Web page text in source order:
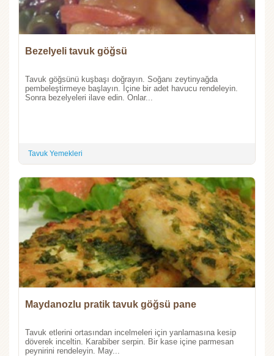
Bezelyeli tavuk göğsü
Tavuk göğsünü kuşbaşı doğrayın. Soğanı zeytinyağda
pembeleştirmeye başlayın. İçine bir adet havucu rendeleyin.
Sonra bezelyeleri ilave edin. Onlar...
Tavuk Yemekleri
Maydanozlu pratik tavuk göğsü pane
Tavuk etlerini ortasından incelmeleri için yanlamasına kesip
döverek inceltin. Karabiber serpin. Bir kase içine parmesan
peynirini rendeleyin. May...